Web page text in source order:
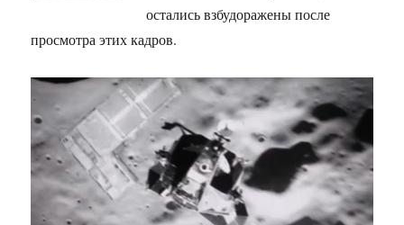
остались взбудоражены после
просмотра этих кадров.